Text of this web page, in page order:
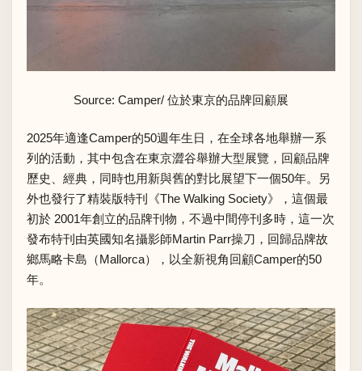
Source: Camper/ 位於東京的品牌回顧展
2025年適逢Camper的50週年生日，在全球各地舉辦一系
列的活動，其中包含在東京澀谷舉辦大型展覽，回顧品牌
歷史、經典，同時也用新與舊的對比展望下一個50年。另
外也發行了精裝版特刊《The Walking Society》，這個最
初於 2001年創立的品牌刊物，不過中間停刊多時，這一次
發布特刊由英國知名攝影師Martin Parr操刀，回歸品牌故
鄉馬略卡島（Mallorca），以全新視角回顧Camper的50
年。